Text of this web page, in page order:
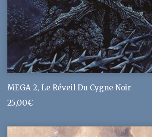
MEGA 2, Le Réveil Du Cygne Noir
25,00€